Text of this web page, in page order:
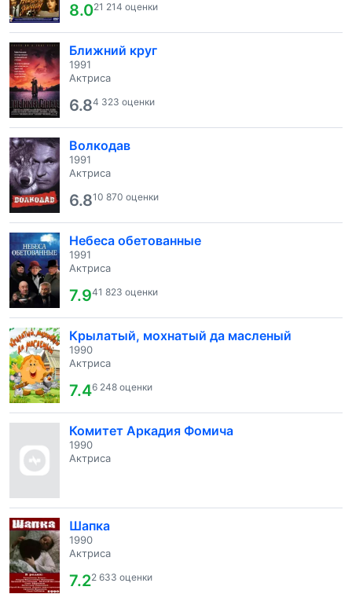
8.021 214 оценки
Ближний круг
1991
Актриса
6.84 323 оценки
Волкодав
1991
Актриса
6.810 870 оценки
Небеса обетованные
1991
Актриса
7.941 823 оценки
Крылатый, мохнатый да масленый
1990
Актриса
7.46 248 оценки
Комитет Аркадия Фомича
1990
Актриса
Шапка
1990
Актриса
7.22 633 оценки